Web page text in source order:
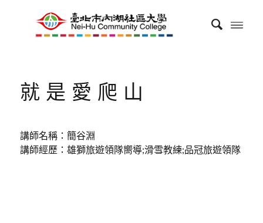
就是愛爬山
講師名稱：簡谷淵
講師經歷：雄獅旅遊領隊嚮導;滑雪教練;品冠旅遊領隊